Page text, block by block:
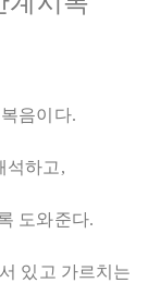
음이다.
석하고,
도와준다.
있고 가르치는